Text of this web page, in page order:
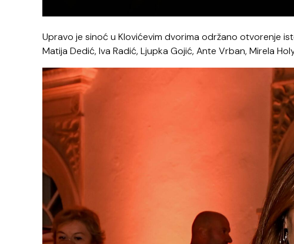
Upravo je sinoć u Klovićevim dvorima održano otvorenje
Matija Dedić, Iva Radić, Ljupka Gojić, Ante Vrban, Mirela